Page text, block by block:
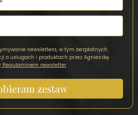
newslettera, w tym bezpłatnych
o usługach i produktach przez Agnieszkę
Regulaminem newsletter
zestaw